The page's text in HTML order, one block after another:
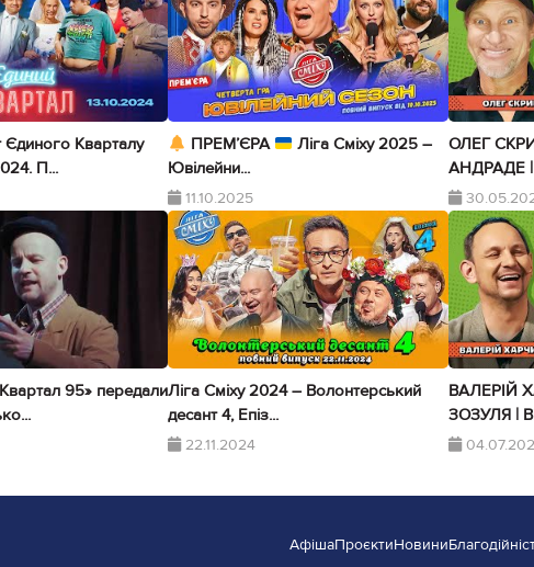
Кварталу
П...
ПРЕМ’ЄРА
Ліга Сміху 2025 –
Ювілейни...
11.10.2025
ОЛЕГ
АНДРАДЕ |
95» передалиЛіга Сміху 2024 – Волонтерський
десант 4, Епіз...
22.11.2024
ВАЛЕРІЙ
ЗОЗУЛЯ |
АфішаПроєктиНовини